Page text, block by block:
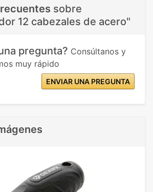
sobre
12 cabezales de acero"
pregunta? Consúltanos y
muy rápido
ENVIAR UNA PREGUNTA